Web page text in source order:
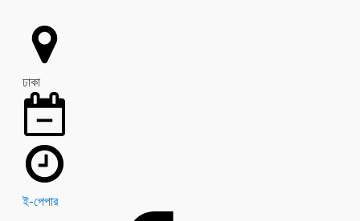
ঢাকা
ই-পেপার